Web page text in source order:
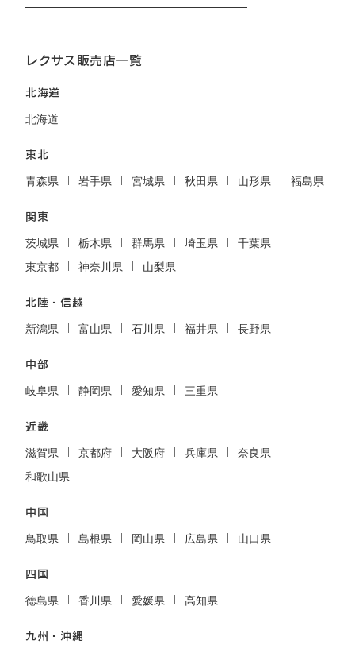
レクサス販売店一覧
北海道
北海道
東北
青森県 岩手県 宮城県 秋田県 山形県 福島県
関東
茨城県 栃木県 群馬県 埼玉県 千葉県
東京都 神奈川県 山梨県
北陸・信越
新潟県 富山県 石川県 福井県 長野県
中部
岐阜県 静岡県 愛知県 三重県
近畿
滋賀県 京都府 大阪府 兵庫県 奈良県
和歌山県
中国
鳥取県 島根県 岡山県 広島県 山口県
四国
徳島県 香川県 愛媛県 高知県
九州・沖縄